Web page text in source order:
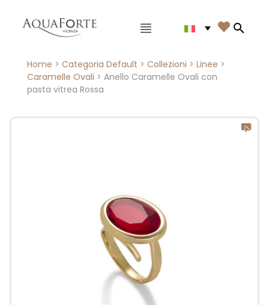
Menù principale 
Home > Categoria Default > Collezioni > Linee >
Caramelle Ovali > Anello Caramelle Ovali con
pasta vitrea Rossa